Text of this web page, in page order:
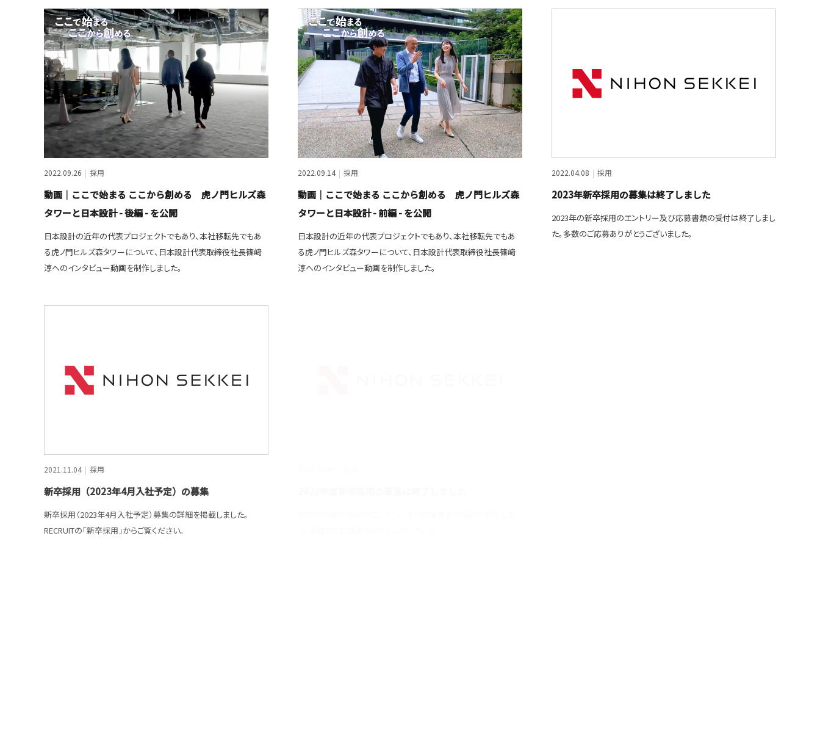
2022.09.26 採用
動画｜ここで始まる ここから創める 虎ノ門ヒルズ森
タワーと日本設計 - 後編 - を公開
日本設計の近年の代表プロジェクトでもあり、本社移転先でもあ
る虎ノ門ヒルズ森タワーについて、日本設計代表取締役社長篠﨑
淳へのインタビュー動画を制作しました。
2022.09.14 採用
動画｜ここで始まる ここから創める 虎ノ門ヒルズ森
タワーと日本設計 - 前編 - を公開
日本設計の近年の代表プロジェクトでもあり、本社移転先でもあ
る虎ノ門ヒルズ森タワーについて、日本設計代表取締役社長篠﨑
淳へのインタビュー動画を制作しました。
2022.04.08 採用
2023年新卒採用の募集は終了しました
2023年の新卒採用のエントリー及び応募書類の受付は終了しまし
た。多数のご応募ありがとうございました。
2021.11.04 採用
新卒採用（2023年4月入社予定）の募集
新卒採用（2023年4月入社予定）募集の詳細を掲載しました。
RECRUITの「新卒採用」からご覧ください。